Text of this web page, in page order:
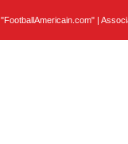
"FootballAmericain.com" |